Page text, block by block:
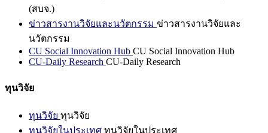
(สบจ.)
ข่าวสารงานวิจัยและนวัตกรรม ข่าวสารงานวิจัยและ
นวัตกรรม
CU Social Innovation Hub CU Social Innovation Hub
CU-Daily Research CU-Daily Research
ทุนวิจัย
ทุนวิจัย ทุนวิจัย
ทุนวิจัยในประเทศ ทุนวิจัยในประเทศ